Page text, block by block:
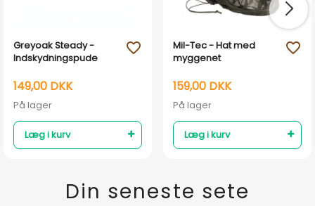
Greyoak Steady -
Indskydningspude
149,00 DKK
På lager
Læg i kurv
favorite_outline
Mil-Tec - Hat med
myggenet
159,00 DKK
På lager
Læg i kurv
favorite_outline
Din seneste sete